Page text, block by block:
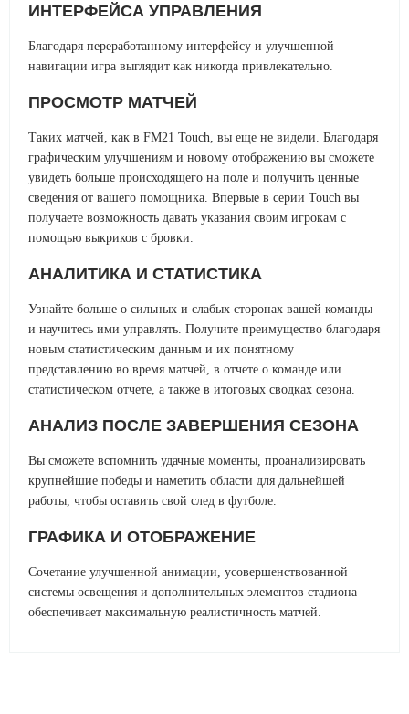
ИНТЕРФЕЙСА УПРАВЛЕНИЯ
Благодаря переработанному интерфейсу и улучшенной
навигации игра выглядит как никогда привлекательно.
ПРОСМОТР МАТЧЕЙ
Таких матчей, как в FM21 Touch, вы еще не видели. Благодаря
графическим улучшениям и новому отображению вы сможете
увидеть больше происходящего на поле и получить ценные
сведения от вашего помощника. Впервые в серии Touch вы
получаете возможность давать указания своим игрокам с
помощью выкриков с бровки.
АНАЛИТИКА И СТАТИСТИКА
Узнайте больше о сильных и слабых сторонах вашей команды
и научитесь ими управлять. Получите преимущество благодаря
новым статистическим данным и их понятному
представлению во время матчей, в отчете о команде или
статистическом отчете, а также в итоговых сводках сезона.
АНАЛИЗ ПОСЛЕ ЗАВЕРШЕНИЯ СЕЗОНА
Вы сможете вспомнить удачные моменты, проанализировать
крупнейшие победы и наметить области для дальнейшей
работы, чтобы оставить свой след в футболе.
ГРАФИКА И ОТОБРАЖЕНИЕ
Сочетание улучшенной анимации, усовершенствованной
системы освещения и дополнительных элементов стадиона
обеспечивает максимальную реалистичность матчей.